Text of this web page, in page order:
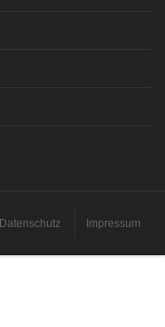
Datenschutz Impressum